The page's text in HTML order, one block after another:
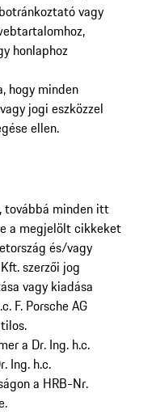
vagy
honlaphoz
hogy minden
jogi eszközzel
ellen.
továbbá minden itt
a megjelölt cikkeket
és/vagy
szerzői jog
vagy kiadása
F. Porsche AG
a Dr. Ing. h.c.
Ing. h.c.
a HRB-Nr.